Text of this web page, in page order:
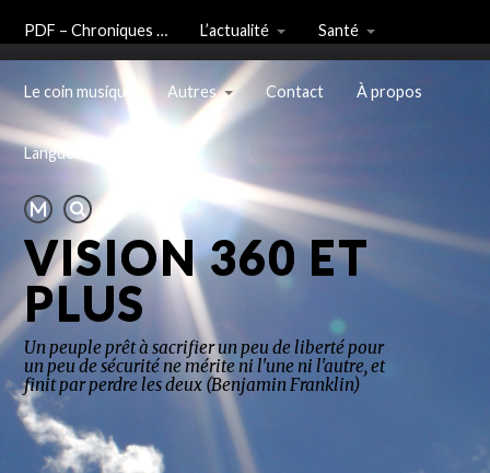
PDF – Chroniques … L’actualité Santé
Le coin musique Autres Contact À propos
Langue
VISION 360 ET
PLUS
Un peuple prêt à sacrifier un peu de liberté pour
un peu de sécurité ne mérite ni l'une ni l'autre, et
finit par perdre les deux (Benjamin Franklin)